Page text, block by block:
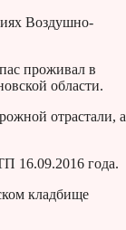
Воздушно-
проживал в
области.
отрастали, а
16.09.2016 года.
кладбище